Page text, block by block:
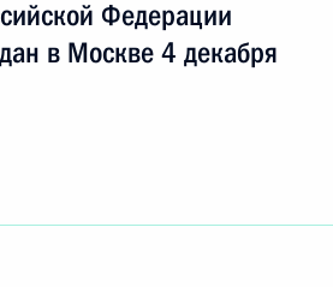
Федерации
в Москве 4 декабря